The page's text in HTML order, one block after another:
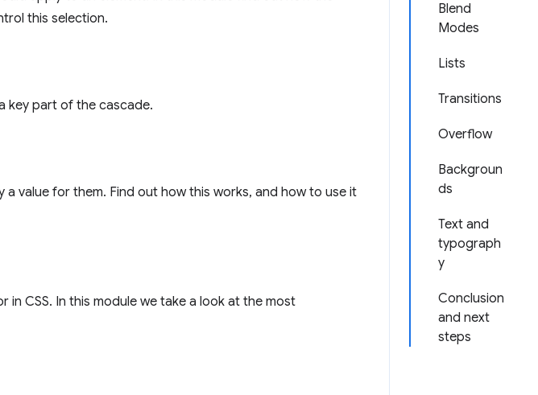
Blend
Modes
Lists
Transitions
Overflow
Backgroun
ds
Text and
typograph
y
Conclusion
and next
steps
this selection.
key part of the cascade.
value for them. Find out how this works, and how to use it
CSS. In this module we take a look at the most